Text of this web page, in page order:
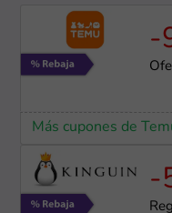
-
Más cupones de
-